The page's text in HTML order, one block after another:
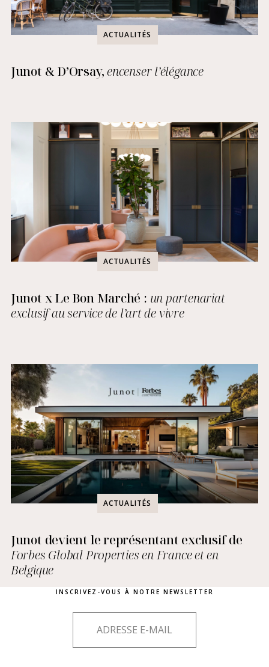
ACTUALITÉS
Junot & D’Orsay,encenser l’élégance
ACTUALITÉS
Junot x Le Bon Marché : un partenariat
exclusif au service de l’art de vivre
ACTUALITÉS
Junot devient le représentant exclusif de
Forbes Global Properties en France et en
Belgique
INSCRIVEZ-VOUS À NOTRE NEWSLETTER